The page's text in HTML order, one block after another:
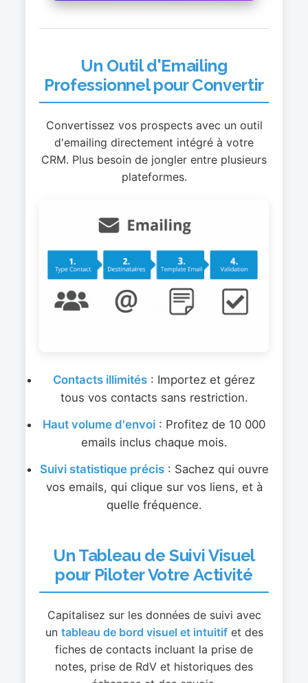
Un Outil d'Emailing
Professionnel pour Convertir
Convertissez vos prospects avec un outil
d'emailing directement intégré à votre
CRM. Plus besoin de jongler entre plusieurs
plateformes.
Contacts illimités : Importez et gérez
tous vos contacts sans restriction.
Haut volume d'envoi : Profitez de 10 000
emails inclus chaque mois.
Suivi statistique précis: Sachez qui ouvre
vos emails, qui clique sur vos liens, et à
quelle fréquence.
Un Tableau de Suivi Visuel
pour Piloter Votre Activité
Capitalisez sur les données de suivi avec
un tableau de bord visuel et intuitifet des
fiches de contacts incluant la prise de
notes, prise de RdV et historiques des